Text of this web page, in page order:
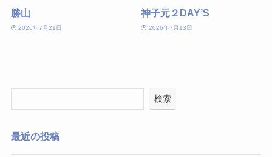
勝山
2026年7月21日
神子元２DAY’S
2026年7月13日
検索
最近の投稿